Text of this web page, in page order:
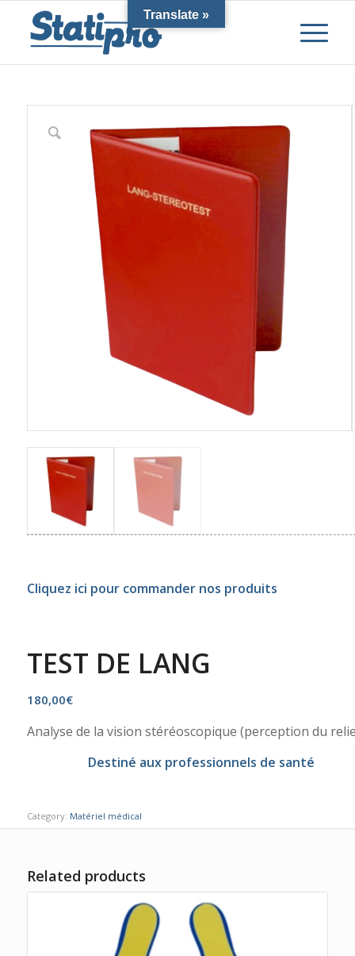
Cliquez ici pour commander nos produits
TEST DE LANG
180,00€
Analyse de la vision stéréoscopique (perception du
Destiné aux professionnels de santé
Category: Matériel médical
Related products
Translate »